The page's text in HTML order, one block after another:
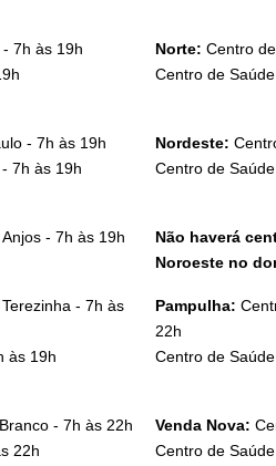
7h às 19h
Norte: Centro
Centro de
- 7h às 19h
7h às 19h
Nordeste:
Centro de
- 7h às 19h
Não haverá
Noroeste no
- 7h às
às 19h
Pampulha:
22h
Centro de
- 7h às 22h
22h
Venda Nova:
Centro de